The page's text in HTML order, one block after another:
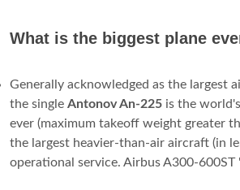
What is the biggest plane
Generally acknowledged as the largest
the single Antonov An-225 is the
ever (maximum takeoff weight greater
the largest heavier-than-air aircraft (in
operational service. Airbus A300-600ST